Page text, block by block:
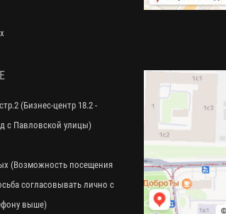
(Бизнес-центр 18.2 -
с Павловской улицы)
(Возможность посещения
согласовывать лично с
выше)